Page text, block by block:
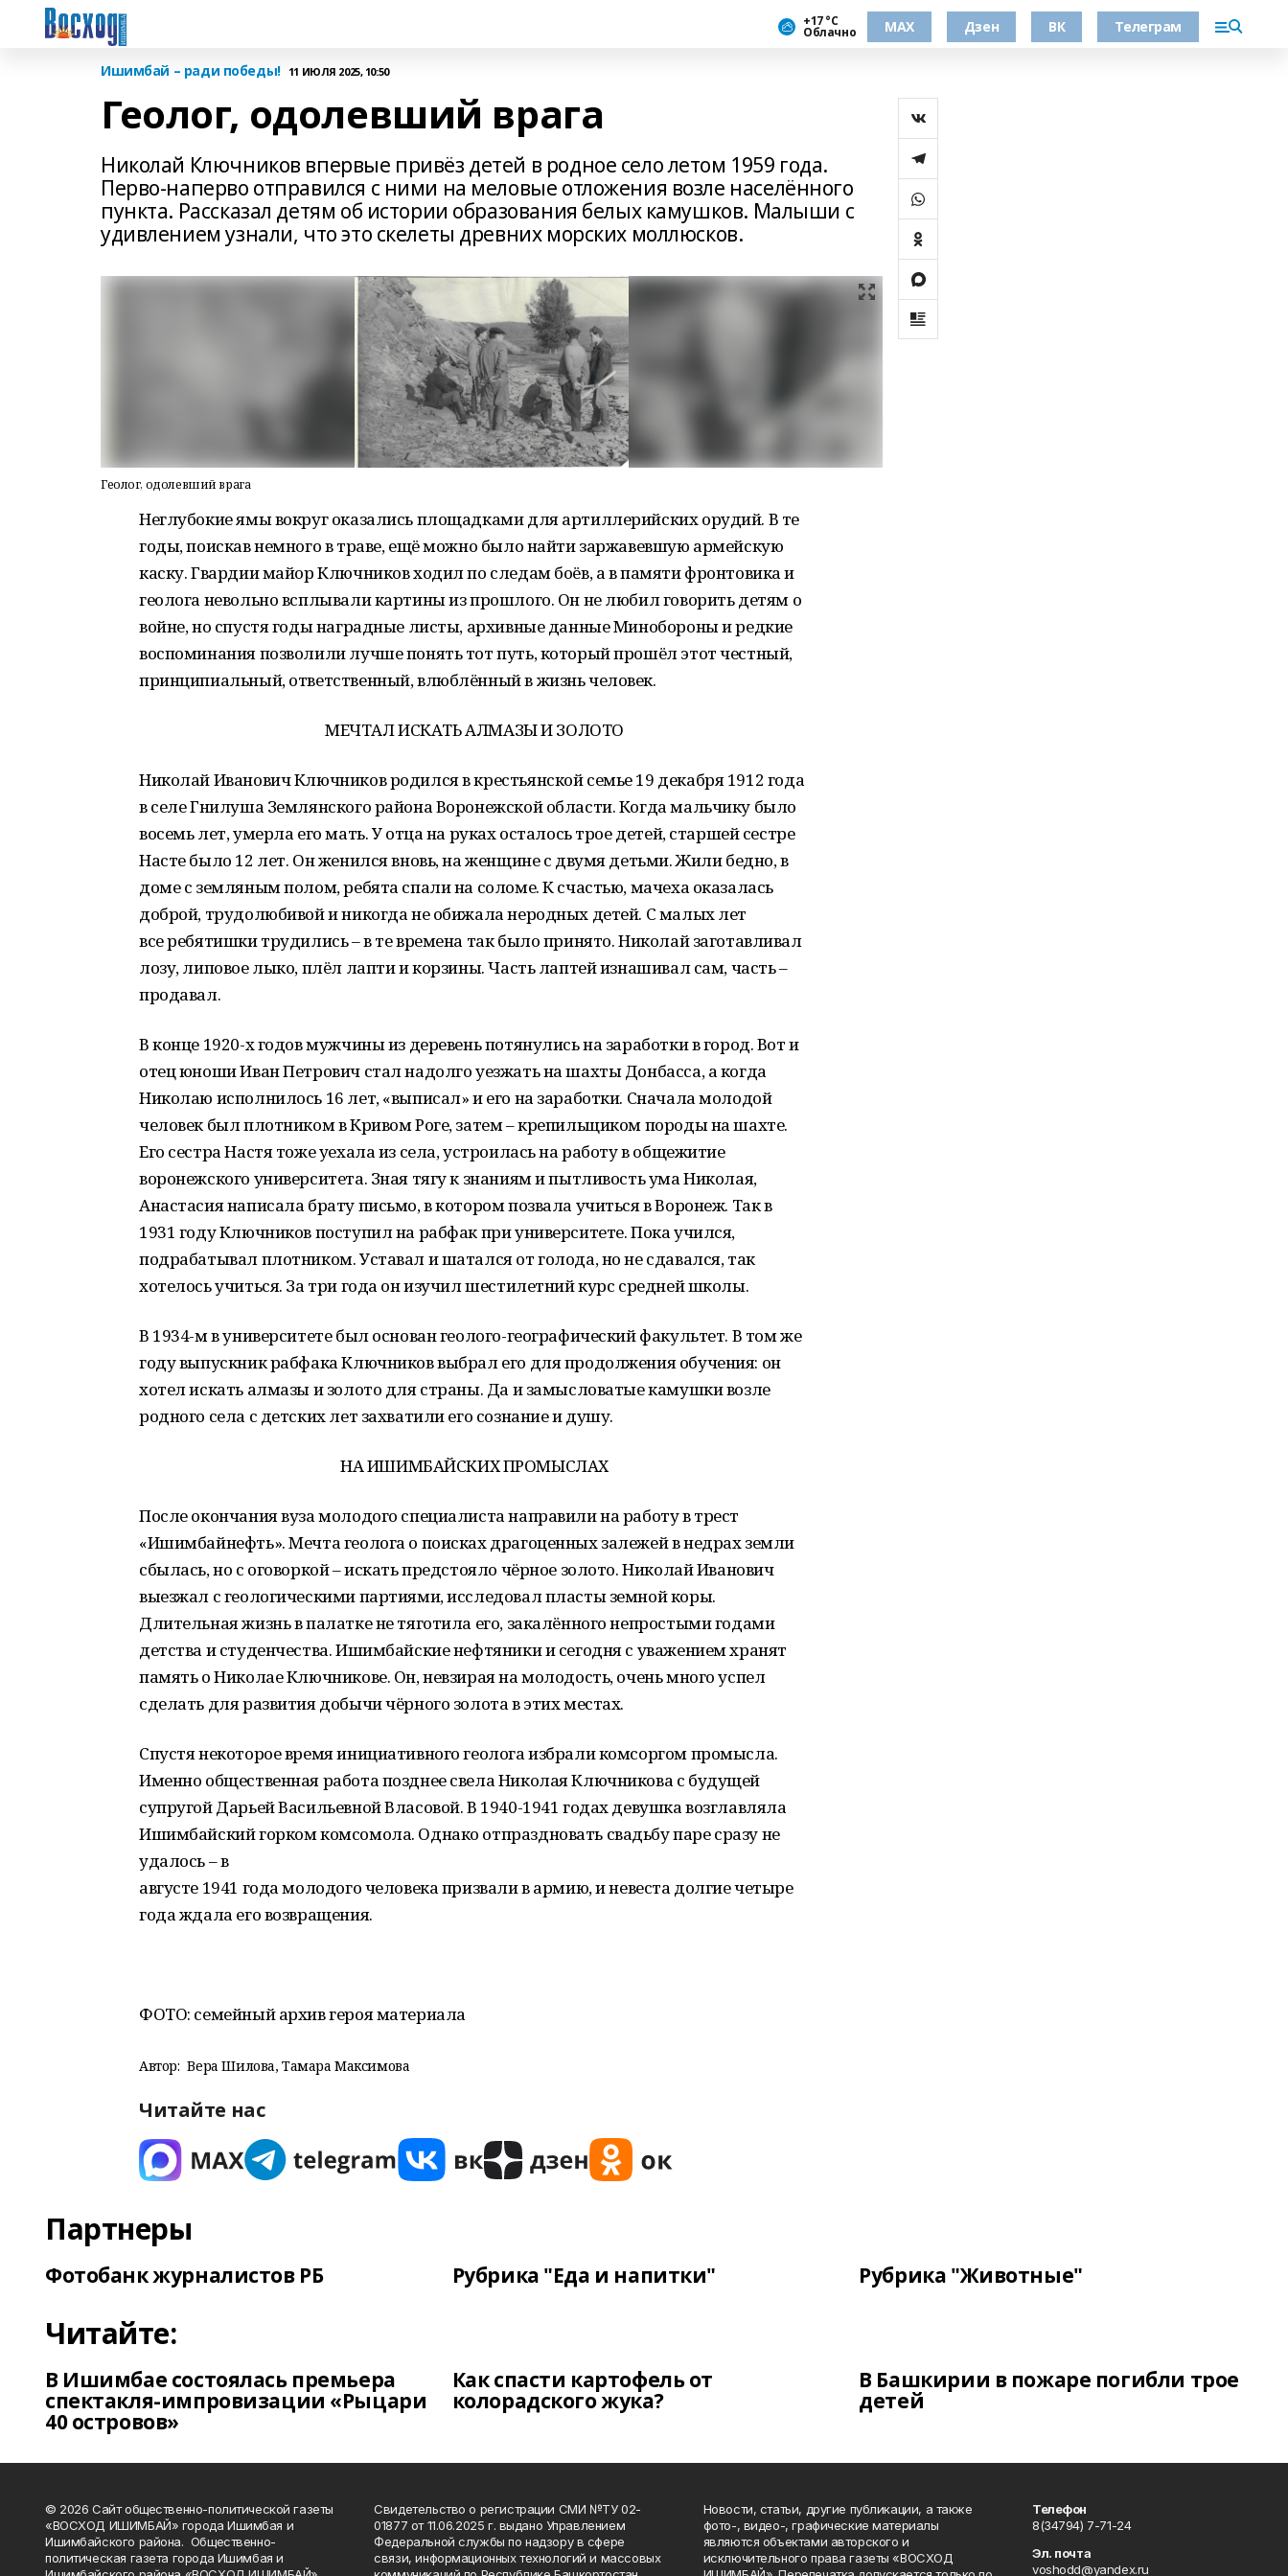
+17 °С
Облачно МАХ Дзен ВК Телеграм
Ишимбай – ради победы! 11 ИЮЛЯ 2025, 10:50
Геолог, одолевший врага
Николай Ключников впервые привёз детей в родное село летом 1959 года.
Перво-наперво отправился с ними на меловые отложения возле населённого
пункта. Рассказал детям об истории образования белых камушков. Малыши с
удивлением узнали, что это скелеты древних морских моллюсков.
Геолог, одолевший врага
Неглубокие ямы вокруг оказались площадками для артиллерийских орудий. В те
годы, поискав немного в траве, ещё можно было найти заржавевшую армейскую
каску. Гвардии майор Ключников ходил по следам боёв, а в памяти фронтовика и
геолога невольно всплывали картины из прошлого. Он не любил говорить детям о
войне, но спустя годы наградные листы, архивные данные Минобороны и редкие
воспоминания позволили лучше понять тот путь, который прошёл этот честный,
принципиальный, ответственный, влюблённый в жизнь человек.
МЕЧТАЛ ИСКАТЬ АЛМАЗЫ И ЗОЛОТО
Николай Иванович Ключников родился в крестьянской семье 19 декабря 1912 года
в селе Гнилуша Землянского района Воронежской области. Когда мальчику было
восемь лет, умерла его мать. У отца на руках осталось трое детей, старшей сестре
Насте было 12 лет. Он женился вновь, на женщине с двумя детьми. Жили бедно, в
доме с земляным полом, ребята спали на соломе. К счастью, мачеха оказалась
доброй, трудолюбивой и никогда не обижала неродных детей. С малых лет
все ребятишки трудились – в те времена так было принято. Николай заготавливал
лозу, липовое лыко, плёл лапти и корзины. Часть лаптей изнашивал сам, часть –
продавал.
В конце 1920-х годов мужчины из деревень потянулись на заработки в город. Вот и
отец юноши Иван Петрович стал надолго уезжать на шахты Донбасса, а когда
Николаю исполнилось 16 лет, «выписал» и его на заработки. Сначала молодой
человек был плотником в Кривом Роге, затем – крепильщиком породы на шахте.
Его сестра Настя тоже уехала из села, устроилась на работу в общежитие
воронежского университета. Зная тягу к знаниям и пытливость ума Николая,
Анастасия написала брату письмо, в котором позвала учиться в Воронеж. Так в
1931 году Ключников поступил на рабфак при университете. Пока учился,
подрабатывал плотником. Уставал и шатался от голода, но не сдавался, так
хотелось учиться. За три года он изучил шестилетний курс средней школы.
В 1934-м в университете был основан геолого-географический факультет. В том же
году выпускник рабфака Ключников выбрал его для продолжения обучения: он
хотел искать алмазы и золото для страны. Да и замысловатые камушки возле
родного села с детских лет захватили его сознание и душу.
НА ИШИМБАЙСКИХ ПРОМЫСЛАХ
После окончания вуза молодого специалиста направили на работу в трест
«Ишимбайнефть». Мечта геолога о поисках драгоценных залежей в недрах земли
сбылась, но с оговоркой – искать предстояло чёрное золото. Николай Иванович
выезжал с геологическими партиями, исследовал пласты земной коры.
Длительная жизнь в палатке не тяготила его, закалённого непростыми годами
детства и студенчества. Ишимбайские нефтяники и сегодня с уважением хранят
память о Николае Ключникове. Он, невзирая на молодость, очень много успел
сделать для развития добычи чёрного золота в этих местах.
Спустя некоторое время инициативного геолога избрали комсоргом промысла.
Именно общественная работа позднее свела Николая Ключникова с будущей
супругой Дарьей Васильевной Власовой. В 1940-1941 годах девушка возглавляла
Ишимбайский горком комсомола. Однако отпраздновать свадьбу паре сразу не
удалось – в
августе 1941 года молодого человека призвали в армию, и невеста долгие четыре
года ждала его возвращения.
ФОТО: семейный архив героя материала
Автор: Вера Шилова, Тамара Максимова
Читайте нас
Партнеры
Фотобанк журналистов РБ Рубрика "Еда и напитки" Рубрика "Животные"
Читайте:
В Ишимбае состоялась премьера
спектакля-импровизации «Рыцари
40 островов»
Как спасти картофель от
колорадского жука?
В Башкирии в пожаре погибли трое
детей
© 2026 Сайт общественно-политической газеты
«ВОСХОД ИШИМБАЙ» города Ишимбая и
Ишимбайского района. Общественно-
политическая газета города Ишимбая и
Свидетельство о регистрации СМИ №ТУ 02-
01877 от 11.06.2025 г. выдано Управлением
Федеральной службы по надзору в сфере
связи, информационных технологий и массовых
Новости, статьи, другие публикации, а также
фото-, видео-, графические материалы
являются объектами авторского и
исключительного права газеты «ВОСХОД
Телефон
8(34794) 7-71-24
Эл. почта
voshodd@yandex.ru